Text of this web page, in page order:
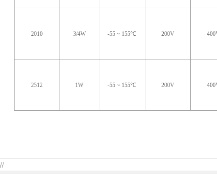
2010 3/4W -55 ~ 155℃ 200V
2512 1W -55 ~ 155℃ 200V
//